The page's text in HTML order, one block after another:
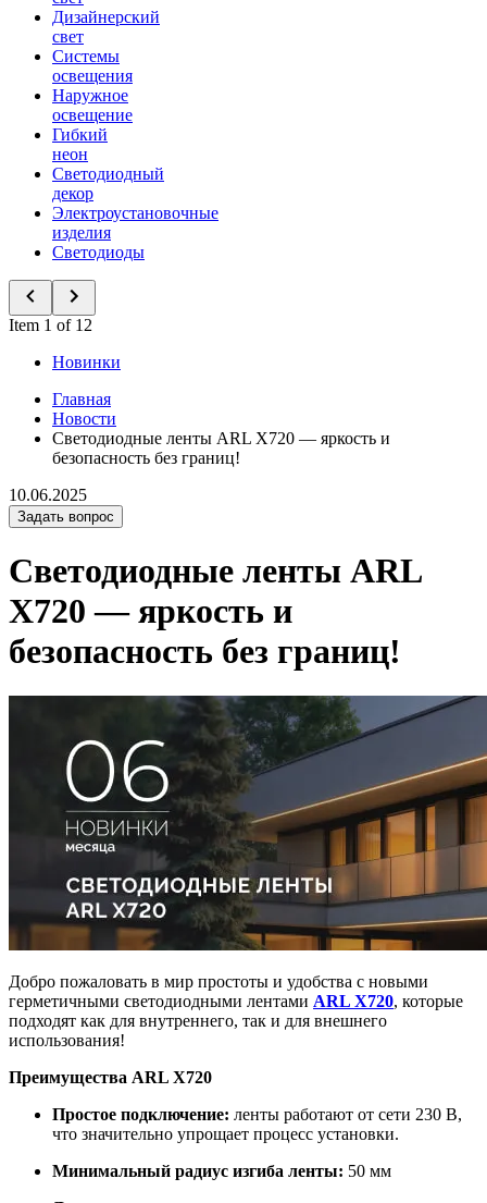
Дизайнерский
свет
Системы
освещения
Наружное
освещение
Гибкий
неон
Светодиодный
декор
Электроустановочные
изделия
Светодиоды
Item 1 of 12
Новинки
Главная
Новости
Светодиодные ленты ARL X720 — яркость и
безопасность без границ!
10.06.2025
Задать вопрос
Светодиодные ленты ARL
X720 — яркость и
безопасность без границ!
Добро пожаловать в мир простоты и удобства с новыми
герметичными светодиодными лентами ARL X720, которые
подходят как для внутреннего, так и для внешнего
использования!
Преимущества ARL X720
Простое подключение: ленты работают от сети 230 В,
что значительно упрощает процесс установки.
Минимальный радиус изгиба ленты: 50 мм